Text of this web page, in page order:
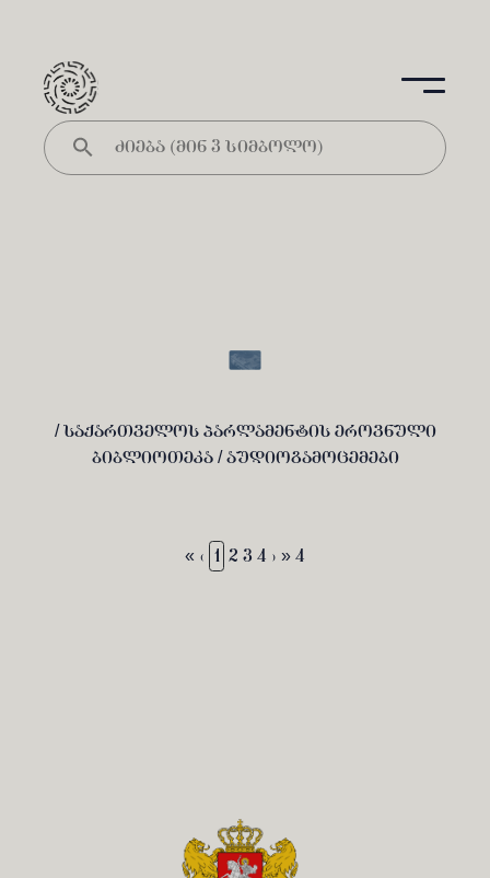
/ საქართველოს პარლამენტის ეროვნული
ბიბლიოთეკა / აუდიოგამოცემები
« ‹ 1 2 3 4 › » 4